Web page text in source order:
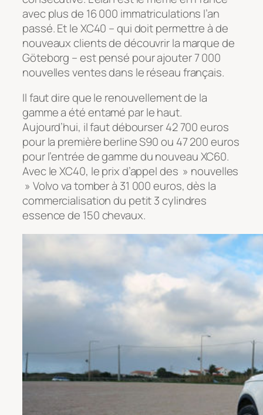
avec plus de 16 000 immatriculations l’an
passé. Et le XC40 – qui doit permettre à de
nouveaux clients de découvrir la marque de
Göteborg – est pensé pour ajouter 7 000
nouvelles ventes dans le réseau français.
Il faut dire que le renouvellement de la
gamme a été entamé par le haut.
Aujourd’hui, il faut débourser 42 700 euros
pour la première berline S90 ou 47 200 euros
pour l’entrée de gamme du nouveau XC60.
Avec le XC40, le prix d’appel des » nouvelles
» Volvo va tomber à 31 000 euros, dès la
commercialisation du petit 3 cylindres
essence de 150 chevaux.